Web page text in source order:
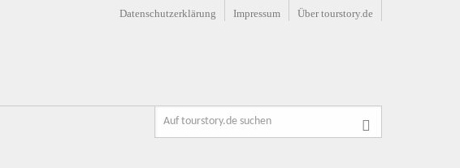
Datenschutzerklärung Impressum Über tourstory.de